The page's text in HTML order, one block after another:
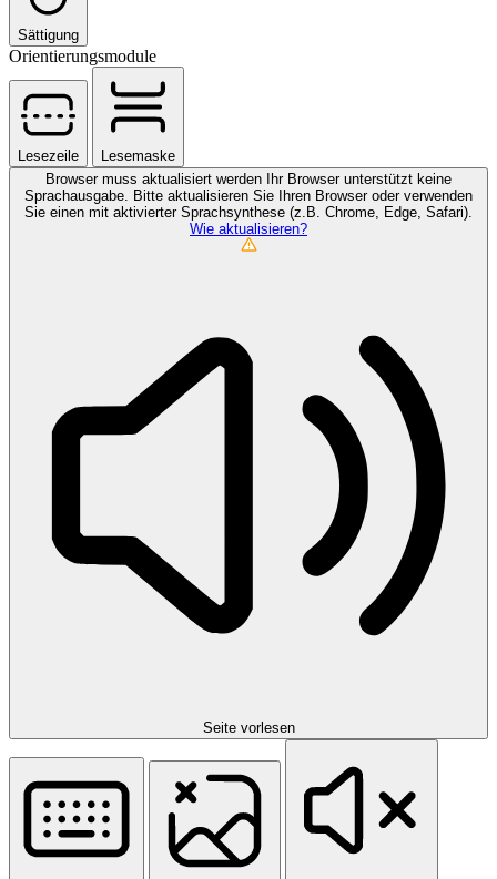
Sättigung
Orientierungsmodule
Lesezeile
Lesemaske
Browser muss aktualisiert werden Ihr Browser unterstützt keine
Sprachausgabe. Bitte aktualisieren Sie Ihren Browser oder verwenden
Sie einen mit aktivierter Sprachsynthese (z.B. Chrome, Edge, Safari).
Wie aktualisieren?
Seite vorlesen